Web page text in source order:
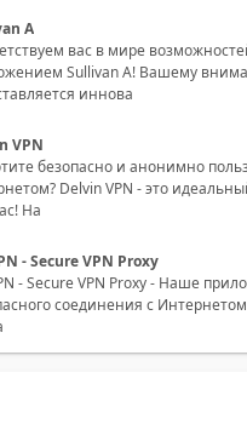
A
вас в мире
Sullivan A! Вашему
иннова
VPN
безопасно и анонимно
Delvin VPN - это
На
- Secure VPN Proxy
- Secure VPN Proxy - Наше
соединения с